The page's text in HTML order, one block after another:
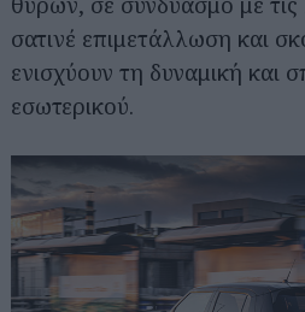
σατινέ επιμετάλλωση και
ενισχύουν τη δυναμική και
εσωτερικού.